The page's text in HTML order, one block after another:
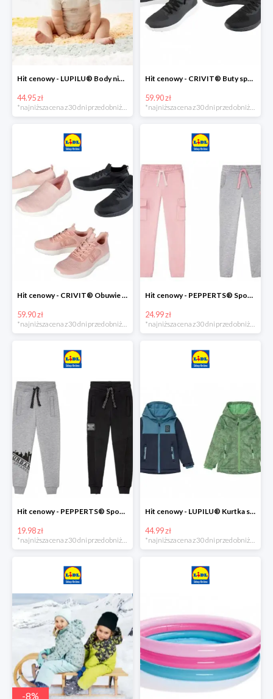
Hit cenowy - LUPILU® Body niemowlęce z biobawełny, z krótkim rękawem, 5 sztuk
44.95 zł
*najniższa cena z 30 dni przed obniżką
Hit cenowy - CRIVIT® Buty sportowe chłopięce WellWalk, 1 para
59.90 zł
*najniższa cena z 30 dni przed obniżką
Hit cenowy - CRIVIT® Obuwie dziewczęce sportowe i na co dzień, 1 para
59.90 zł
Hit cenowy - PEPPERTS® Spodnie dresowe dziewczęce, 1 para
24.99 zł
Hit cenowy - PEPPERTS® Spodnie dresowe chłopięce, 1 para
19.98 zł
Hit cenowy - LUPILU® Kurtka softshell chłopięca, 1 sztuka
44.99 zł
-8%